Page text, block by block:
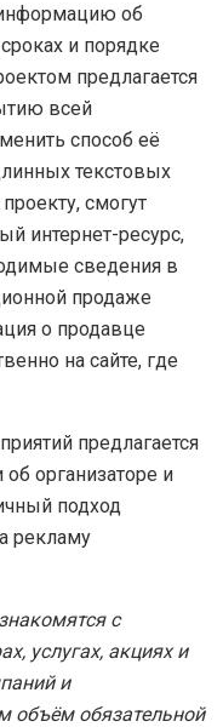
об
и порядке
предлагается
всей
способ её
текстовых
смогут
интернет-ресурс,
сведения в
продаже
о продавце
на сайте, где
предлагается
организаторе и
подход
рекламу
с
услугах, акциях и
и
объём обязательной